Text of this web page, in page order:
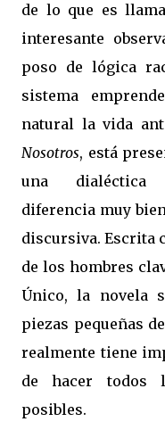
de lo que es
interesante
poso de lógica
sistema
natural la vida
Nosotros, está
una
diferencia muy
discursiva. Escrita
de los hombres
Único, la novela
piezas pequeñas
realmente tiene
de hacer todos
posibles.